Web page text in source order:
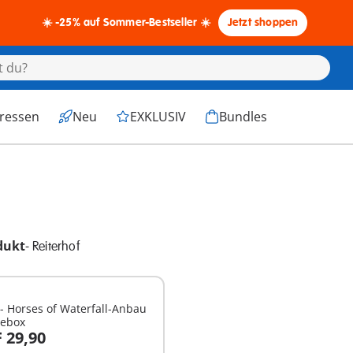
☀️ -25% auf Sommer-Bestseller ☀️ Jetzt shoppen
Neu EXKLUSIV Bundles
- Reiterhof
Horses of Waterfall-Anbau
29,90
den Warenkorb